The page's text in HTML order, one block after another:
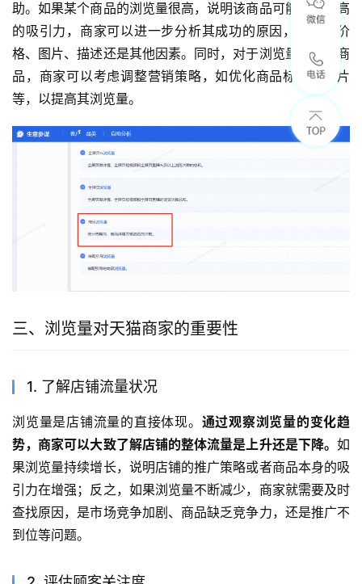
助。如果某个商品的浏览量很高，说明该商品可能具有较高
的吸引力，商家可以进一步分析其成功的原因，是因为价
格、图片、描述还是其他因素。同时，对于浏览量较低的商
品，商家可以考虑调整营销策略，如优化商品标题、图片
等，以提高其浏览量。
三、浏览量对天猫商家的重要性
1. 了解店铺流量状况
浏览量是店铺流量的直接体现。 通过观察浏览量的变化趋
势，商家可以大致了解店铺的整体流量是上升还是下降。 如
果浏览量持续增长，说明店铺的推广策略或者商品本身的吸
引力在增强；反之，如果浏览量不断减少，商家就需要及时
查找原因，是市场竞争加剧、商品缺乏竞争力，还是推广不
到位等问题。